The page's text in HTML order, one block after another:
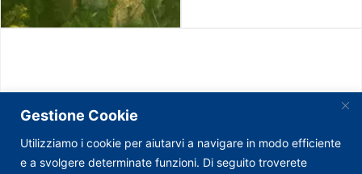
Gestione Cookie
Utilizziamo i cookie per aiutarvi a navigare in modo efficiente
e a svolgere determinate funzioni. Di seguito troverete